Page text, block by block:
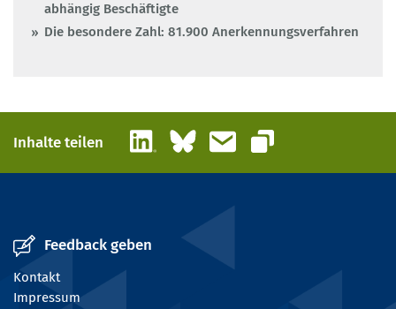
abhängig Beschäftigte
Die besondere Zahl: 81.900 Anerkennungsverfahren
Inhalte teilen LinkedInBlueskyE-Mail
Link kopieren
Feedback geben
Kontakt
Impressum